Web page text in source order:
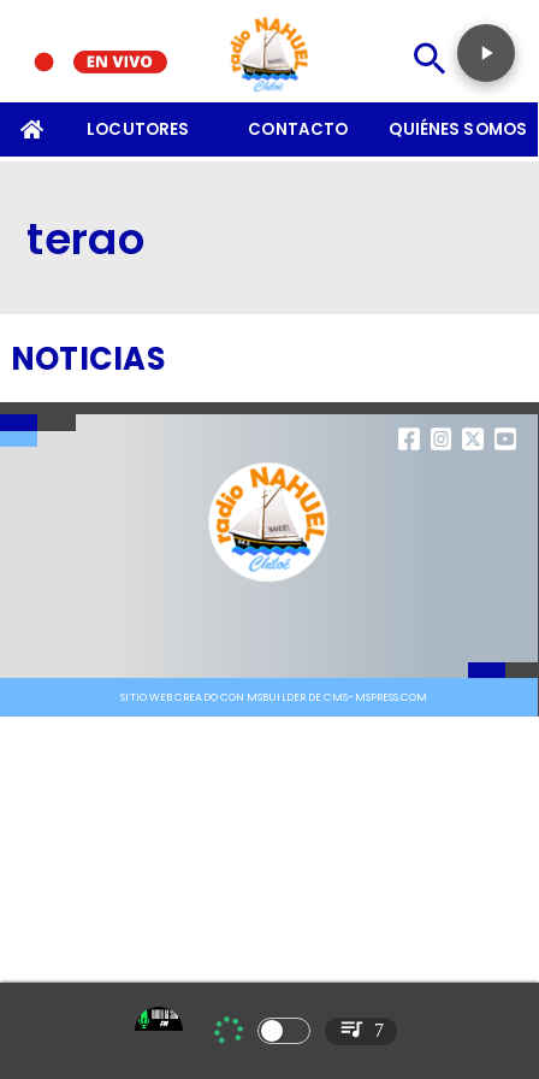
LOCUTORES CONTACTO QUIÉNES SOMOS
terao
NOTICIAS
SITIO WEB CREADO CON MSBUILDER DE CMS-MSPRESS.COM
7